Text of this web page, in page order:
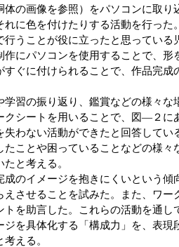
体の画像を参照）をパソコンに取
れに色を付けたりする活動を行っ
行うことが役に立ったと思ってい
作にパソコンを使用することで、
すぐに付けられることで、作品完
学習の振り返り、鑑賞などの様々
クシートを用いることで、図―２に
わない活動ができたと回答して
ことや困っていることなどの様
と考える。
成のイメージを抱きにくいという
えさせることを試みた。また、ワ
トを助言した。これらの活動を通
ジを具体化する「構成力」を、表
える。